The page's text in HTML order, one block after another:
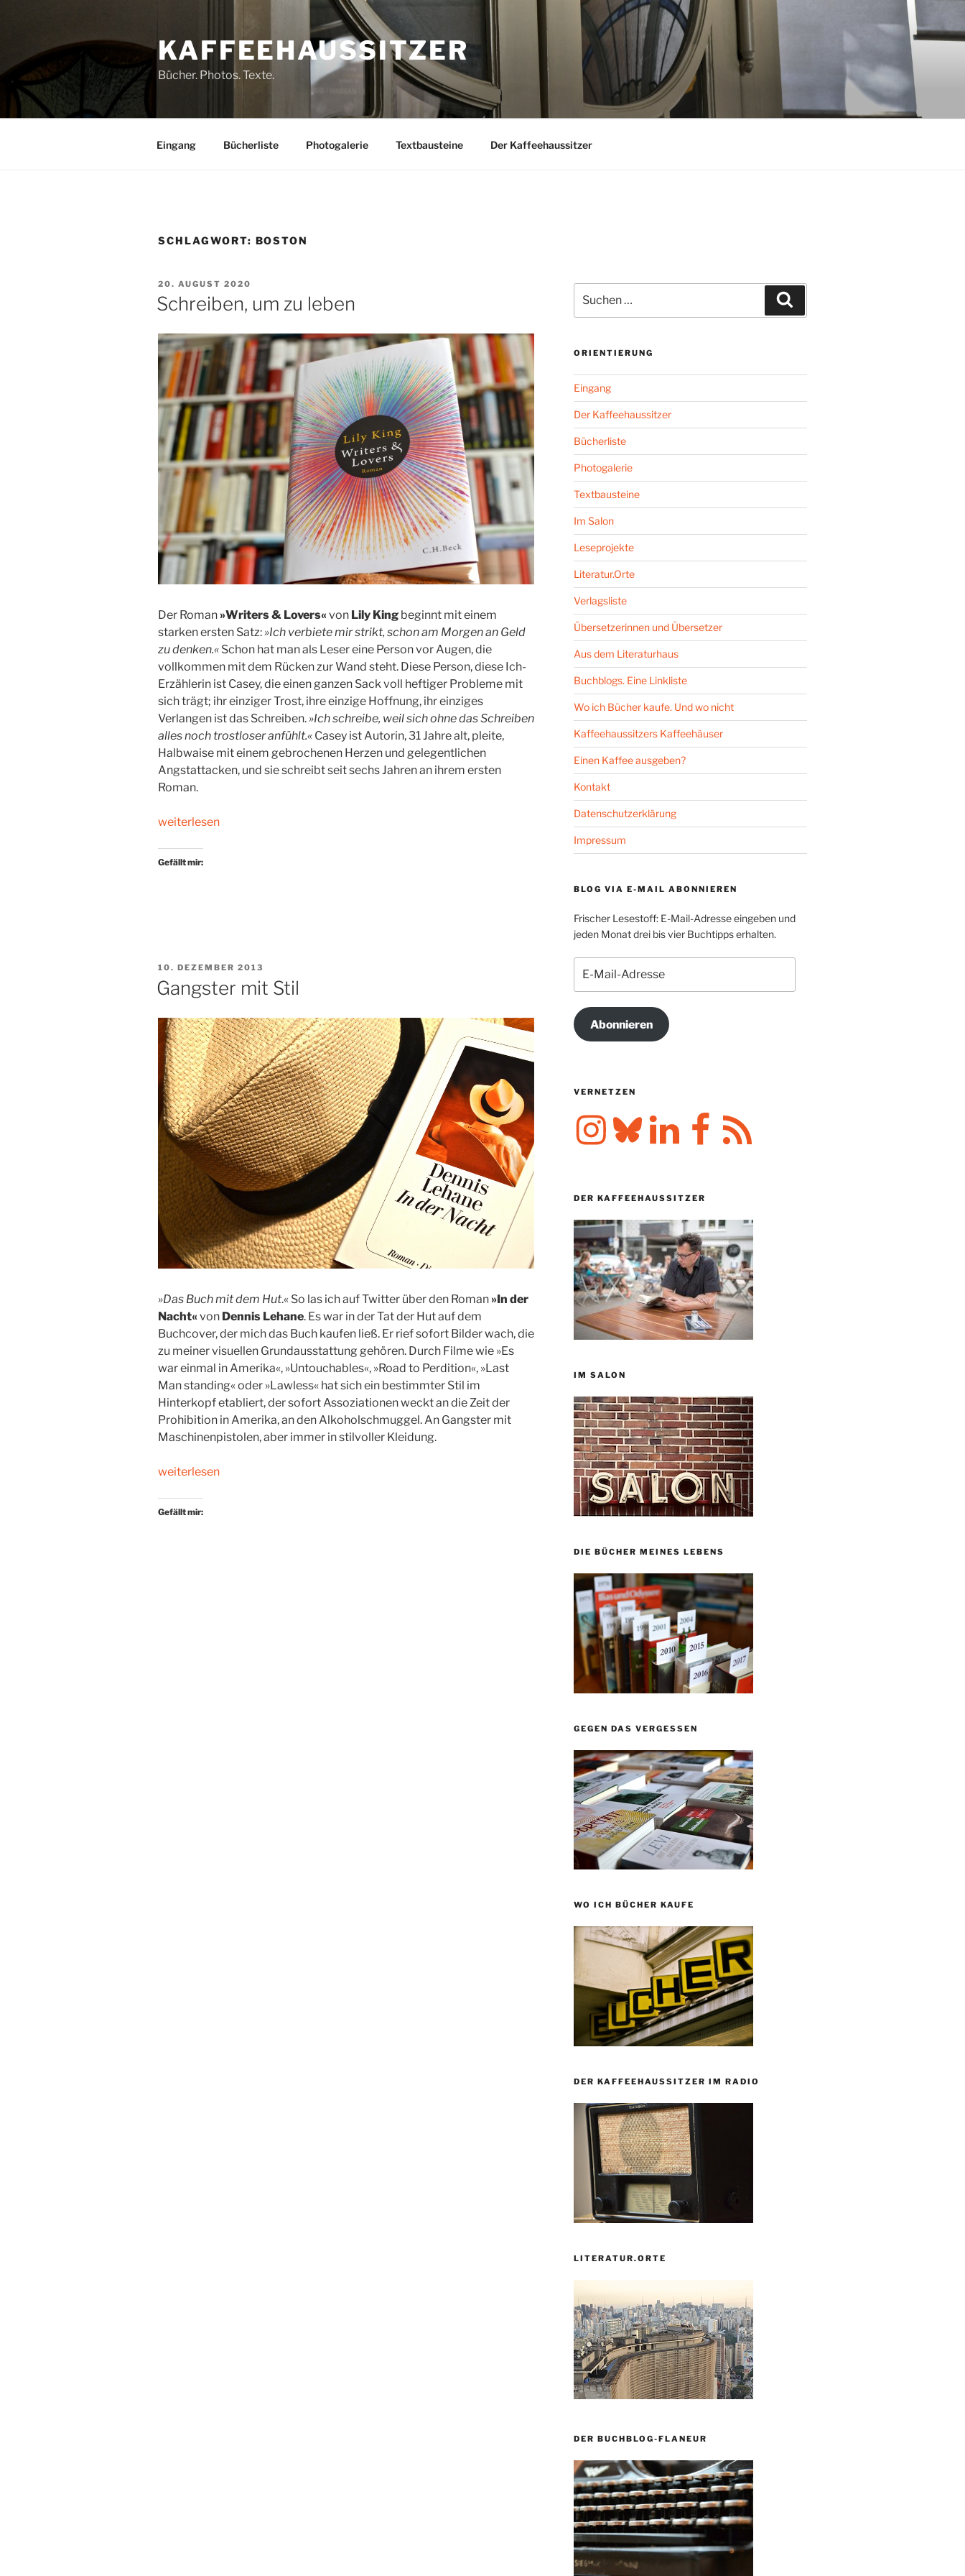
KAFFEEHAUSSITZER
Bücher. Photos. Texte.
Eingang Bücherliste Photogalerie Textbausteine Der Kaffeehaussitzer
SCHLAGWORT: BOSTON
VERÖFFENTLICHT
AM
20. AUGUST 2020
Schreiben, um zu leben
Der Roman »Writers & Lovers« von Lily King beginnt mit einem
starken ersten Satz:»Ich verbiete mir strikt, schon am Morgen an Geld
zu denken.« Schon hat man als Leser eine Person vor Augen, die
vollkommen mit dem Rücken zur Wand steht. Diese Person, diese Ich-
Erzählerin ist Casey, die einen ganzen Sack voll heftiger Probleme mit
sich trägt; ihr einziger Trost, ihre einzige Hoffnung, ihr einziges
Verlangen ist das Schreiben.»Ich schreibe, weil sich ohne das Schreiben
alles noch trostloser anfühlt.« Casey ist Autorin, 31 Jahre alt, pleite,
Halbwaise mit einem gebrochenen Herzen und gelegentlichen
Angstattacken, und sie schreibt seit sechs Jahren an ihrem ersten
Roman.
„Schreiben,
zu
weiterlesen
Gefällt mir:
VERÖFFENTLICHT
AM
10. DEZEMBER 2013
Gangster mit Stil
»Das Buch mit dem Hut.« So las ich auf Twitter über den Roman »In der
Nacht« von Dennis Lehane. Es war in der Tat der Hut auf dem
Buchcover, der mich das Buch kaufen ließ. Er rief sofort Bilder wach, die
zu meiner visuellen Grundausstattung gehören. Durch Filme wie »Es
war einmal in Amerika«, »Untouchables«, »Road to Perdition«, »Last
Man standing« oder »Lawless« hat sich ein bestimmter Stil im
Hinterkopf etabliert, der sofort Assoziationen weckt an die Zeit der
Prohibition in Amerika, an den Alkoholschmuggel. An Gangster mit
Maschinenpistolen, aber immer in stilvoller Kleidung.
„Gangster
weiterlesen
Gefällt mir:
nach:
ORIENTIERUNG
Eingang
Der Kaffeehaussitzer
Bücherliste
Photogalerie
Textbausteine
Im Salon
Leseprojekte
Literatur.Orte
Verlagsliste
Übersetzerinnen und Übersetzer
Aus dem Literaturhaus
Buchblogs. Eine Linkliste
Wo ich Bücher kaufe. Und wo nicht
Kaffeehaussitzers Kaffeehäuser
Einen Kaffee ausgeben?
Kontakt
Datenschutzerklärung
Impressum
BLOG VIA E-MAIL ABONNIEREN
Frischer Lesestoff: E-Mail-Adresse eingeben und
jeden Monat drei bis vier Buchtipps erhalten.
Mail-
Adresse
Abonnieren
VERNETZEN
InstagramBluesky LinkedIn FacebookRSS-
Feed
DER KAFFEEHAUSSITZER
IM SALON
DIE BÜCHER MEINES LEBENS
GEGEN DAS VERGESSEN
WO ICH BÜCHER KAUFE
DER KAFFEEHAUSSITZER IM RADIO
LITERATUR.ORTE
DER BUCHBLOG-FLANEUR